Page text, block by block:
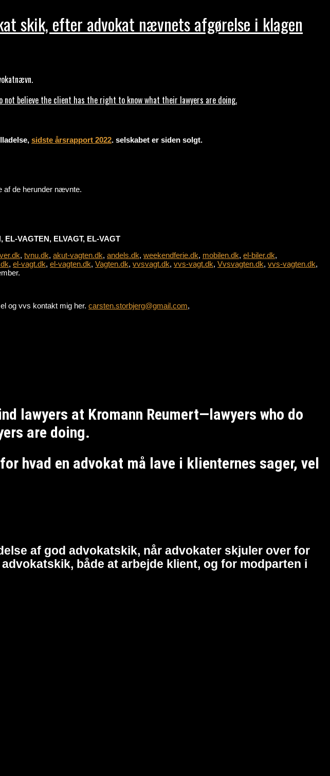
skik, efter advokat nævnets afgørelse i klagen
not believe the client has the right to know what their lawyers are doing.
sidste årsrapport 2022. selskabet er siden solgt.
af de herunder nævnte.
EL-VAGTEN, ELVAGT, EL-VAGT
, tvnu.dk, akut-vagten.dk, andels.dk, weekendferie.dk, mobilen.dk, el-biler.dk,
, el-vagt.dk, el-vagten.dk, Vagten.dk, vvsvagt.dk, vvs-vagt.dk, Vvsvagten.dk, vvs-vagten.dk,
og vvs kontakt mig her. carsten.storbjerg@gmail.com,
lawyers at Kromann Reumert—lawyers who do
are doing.
hvad en advokat må lave i klienternes sager, vel
af god advokatskik, når advokater skjuler over for
både at arbejde klient, og for modparten i